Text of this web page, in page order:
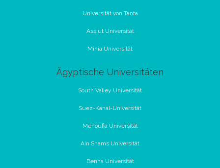
Universität von Tanta
Assiut Universität
Minia Universität
Ägyptische Universitäten
South Valley Universität
Suez-Kanal-Universität
Menoufia Universität
Ain Shams Universität
Benha Universität